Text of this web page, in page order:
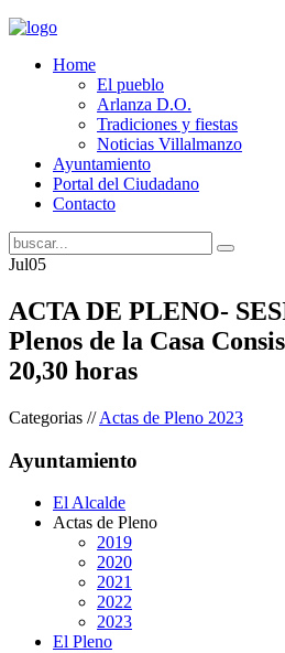
Home
El pueblo
Arlanza D.O.
Tradiciones y fiestas
Noticias Villalmanzo
Ayuntamiento
Portal del Ciudadano
Contacto
Jul05
ACTA DE PLENO-
Plenos de la Casa
20,30 horas
Categorias //Actas de Pleno 2023
Ayuntamiento
El Alcalde
Actas de Pleno
2019
2020
2021
2022
2023
El Pleno